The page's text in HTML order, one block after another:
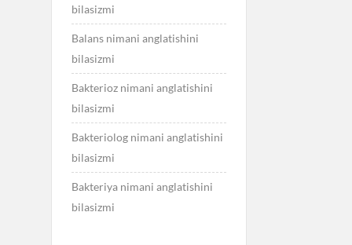
bilasizmi
Balans nimani anglatishini
bilasizmi
Bakterioz nimani anglatishini
bilasizmi
Bakteriolog nimani anglatishini
bilasizmi
Bakteriya nimani anglatishini
bilasizmi